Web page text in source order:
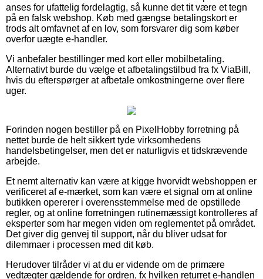
anses for ufattelig fordelagtig, så kunne det tit være et tegn
på en falsk webshop. Køb med gængse betalingskort er
trods alt omfavnet af en lov, som forsvarer dig som køber
overfor uægte e-handler.
Vi anbefaler bestillinger med kort eller mobilbetaling.
Alternativt burde du vælge et afbetalingstilbud fra fx ViaBill,
hvis du efterspørger at afbetale omkostningerne over flere
uger.
Forinden nogen bestiller på en PixelHobby forretning på
nettet burde de helt sikkert tyde virksomhedens
handelsbetingelser, men det er naturligvis et tidskrævende
arbejde.
Et nemt alternativ kan være at kigge hvorvidt webshoppen er
verificeret af e-mærket, som kan være et signal om at online
butikken opererer i overensstemmelse med de opstillede
regler, og at online forretningen rutinemæssigt kontrolleres af
eksperter som har megen viden om reglementet på området.
Det giver dig genvej til support, når du bliver udsat for
dilemmaer i processen med dit køb.
Herudover tilråder vi at du er vidende om de primære
vedtægter gældende for ordren, fx hvilken returret e-handlen